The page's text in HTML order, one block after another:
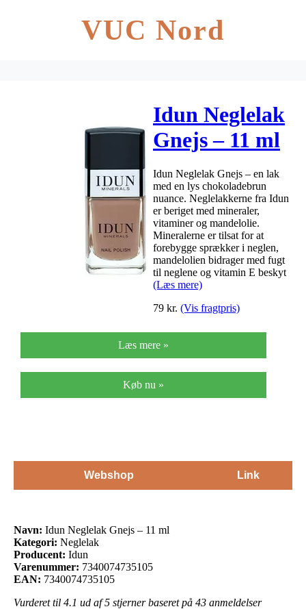
VUC Nord
Idun Neglelak
Gnejs – 11 ml
Idun Neglelak Gnejs – en lak
med en lys chokoladebrun
nuance. Neglelakkerne fra Idun
er beriget med mineraler,
vitaminer og mandelolie.
Mineralerne er tilsat for at
forebygge sprækker i neglen,
mandelolien bidrager med fugt
til neglene og vitamin E beskyt
(Læs mere)
79 kr. (Vis fragtpris)
Læs mere »
Køb nu »
Webshop Link
Navn: Idun Neglelak Gnejs – 11 ml
Kategori: Neglelak
Producent: Idun
Varenummer: 7340074735105
EAN: 7340074735105
Vurderet til 4.1 ud af 5 stjerner baseret på 43 anmeldelser